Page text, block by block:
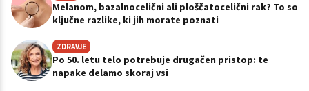
Melanom, bazalnocelični ali ploščatocelični rak? To so
ključne razlike, ki jih morate poznati
ZDRAVJE
Po 50. letu telo potrebuje drugačen pristop: te
napake delamo skoraj vsi